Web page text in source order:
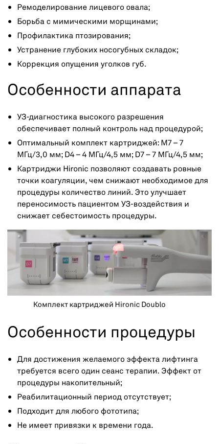
Ремоделирование лицевого овала;
Борьба с мимическими морщинами;
Профилактика птозирования;
Устранение глубоких носогубных складок;
Коррекция опущения уголков губ.
Особенности аппарата
УЗ-диагностика высокого разрешения
обеспечивает полный контроль над процедурой;
Оптимальный комплект картриджей: M7 – 7
МГц/3,0 мм; D4 – 4 МГц/4,5 мм; D7 – 7 МГц/4,5 мм;
Картриджи Hironic позволяют создавать ровные
точки коагуляции, чем снижают необходимое для
процедуры количество линий. Это улучшает
переносимость пациентом УЗ-воздействия и
снижает себестоимость процедуры.
Комплект картриджей Hironic Doublo
Особенности процедуры
Для достижения желаемого эффекта лифтинга
требуется всего один сеанс терапии. Эффект от
процедуры накопительный;
Реабилитационный период отсутствует;
Подходит для любого фототипа;
Не имеет привязки к времени года.